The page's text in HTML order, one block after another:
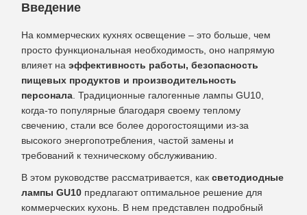
Введение
На коммерческих кухнях освещение – это больше, чем
просто функциональная необходимость, оно напрямую
влияет на эффективность работы, безопасность
пищевых продуктов и производительность
персонала . Традиционные галогенные лампы GU10,
когда-то популярные благодаря своему теплому
свечению, стали все более дорогостоящими из-за
высокого энергопотребления, частой замены и
требований к техническому обслуживанию.
В этом руководстве рассматривается, как светодиодные
лампы GU10 предлагают оптимальное решение для
коммерческих кухонь. В нем представлен подробный